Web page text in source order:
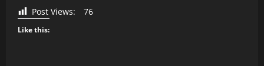
Post Views: 76
Like this: